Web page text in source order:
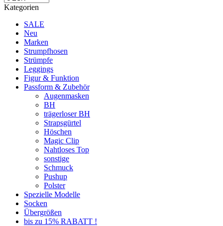
Kategorien
SALE
Neu
Marken
Strumpfhosen
Strümpfe
Leggings
Figur & Funktion
Passform & Zubehör
Augenmasken
BH
trägerloser BH
Strapsgürtel
Höschen
Magic Clip
Nahtloses Top
sonstige
Schmuck
Pushup
Polster
Spezielle Modelle
Socken
Übergrößen
bis zu 15% RABATT !